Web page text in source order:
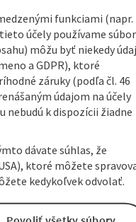
To
funkciami (napr.
účely používame
môžu byť niekedy
a GDPR), ktoré
záruky (podľa čl. 46
údajom na účely
k dispozícii žiadne
dávate súhlas, že
ktoré môžete
kedykoľvek odvolať.